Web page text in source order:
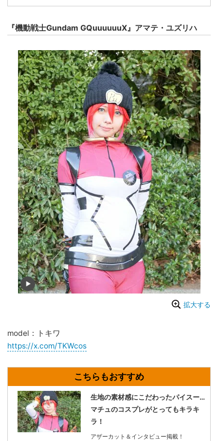
『機動戦士Gundam GQuuuuuuX』アマテ・ユズリハ
拡大する
model：トキワ
https://x.com/TKWcos
生地の素材感にこだわったパイスー…
マチュのコスプレがとってもキラキ
ラ！
アザーカット＆インタビュー掲載！